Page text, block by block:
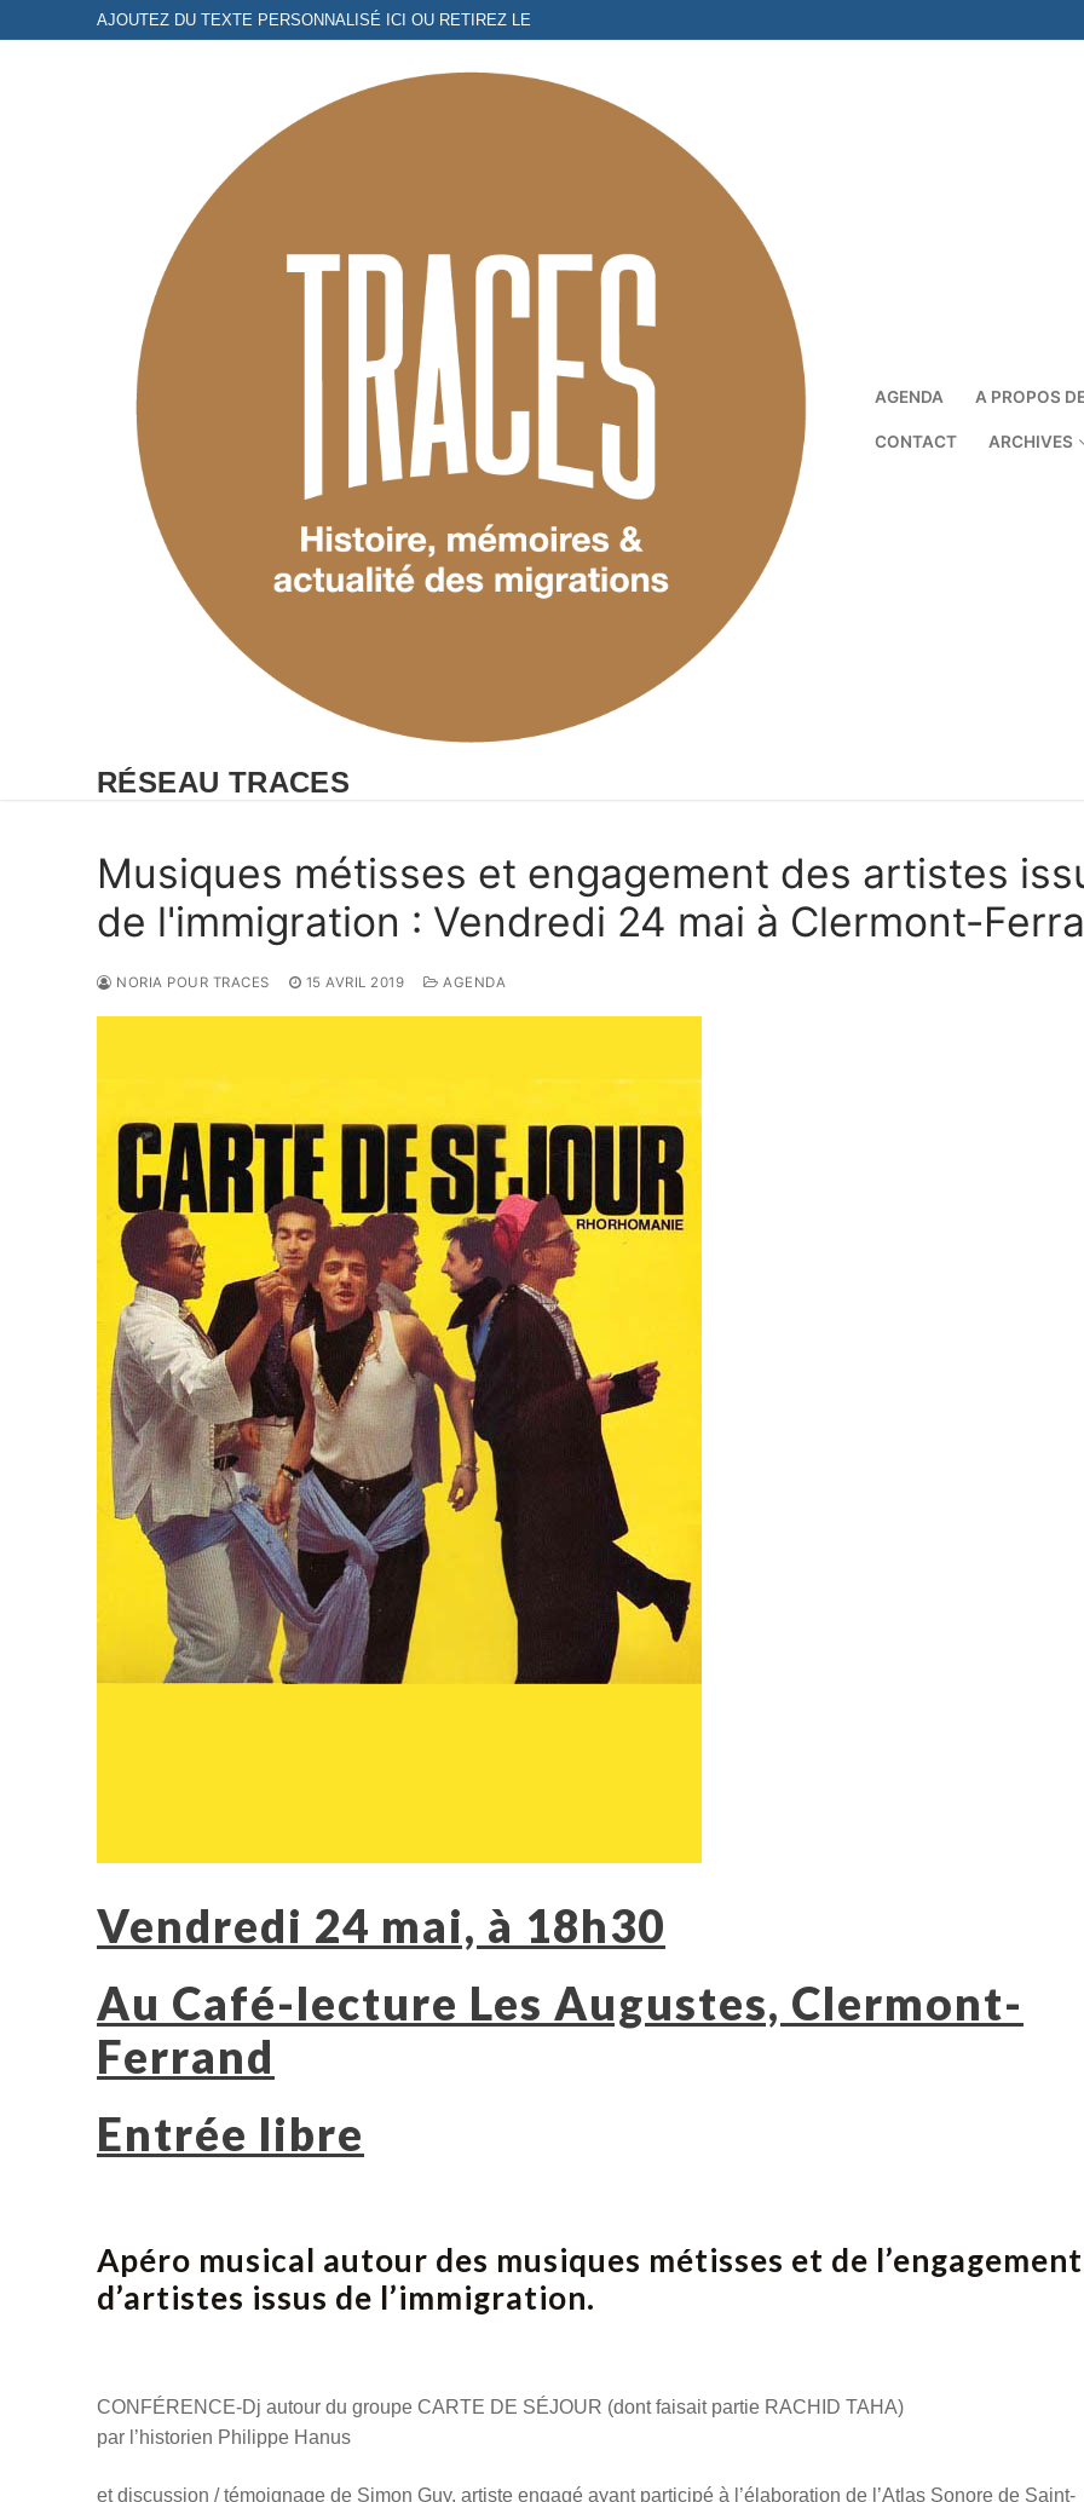
au
AJOUTEZ DU TEXTE PERSONNALISÉ ICI OU RETIREZ LE
RÉSEAU TRACES
AGENDA A PROPOS
CONTACT ARCHIVES
Musiques métisses et engagement des artistes
de l'immigration : Vendredi 24 mai à Clermont-
NORIA POUR TRACES 15 AVRIL 2019 AGENDA
Vendredi 24 mai, à 18h30
Au Café-lecture Les Augustes, Clermont-
Ferrand
Entrée libre
Apéro musical autour des musiques métisses et de l’engagement
d’artistes issus de l’immigration.
CONFÉRENCE-Dj autour du groupe CARTE DE SÉJOUR (dont faisait partie RACHID TAHA)
par l’historien Philippe Hanus
et discussion / témoignage de Simon Guy, artiste engagé ayant participé à l’élaboration de l’Atlas Sonore de Saint-